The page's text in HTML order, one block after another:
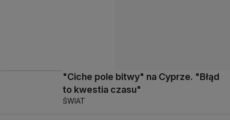
"Ciche pole bitwy" na Cyprze. "Błąd
to kwestia czasu"
ŚWIAT